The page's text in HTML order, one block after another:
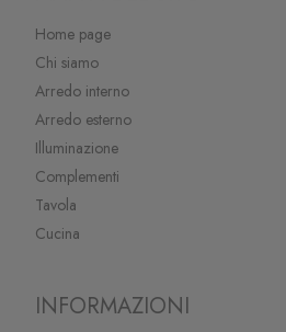
Home page
Chi siamo
Arredo interno
Arredo esterno
Illuminazione
Complementi
Tavola
Cucina
INFORMAZIONI